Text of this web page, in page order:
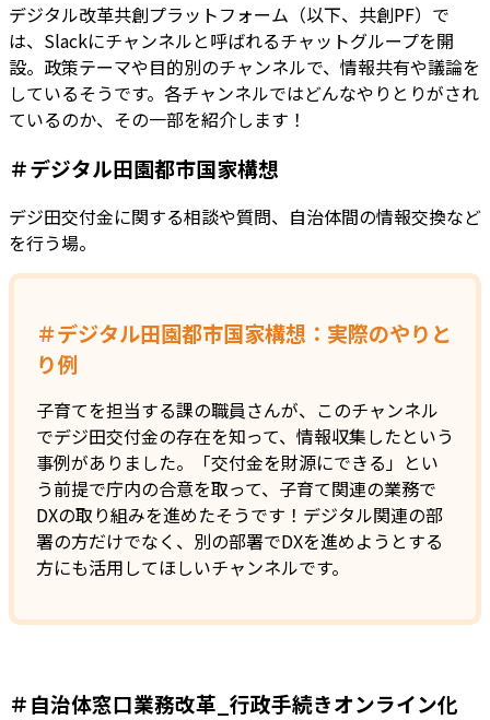
デジタル改革共創プラットフォーム（以下、共創PF）で
は、Slackにチャンネルと呼ばれるチャットグループを開
設。政策テーマや目的別のチャンネルで、情報共有や議論を
しているそうです。各チャンネルではどんなやりとりがされ
ているのか、その一部を紹介します！
＃デジタル田園都市国家構想
デジ田交付金に関する相談や質問、自治体間の情報交換など
を行う場。
＃デジタル田園都市国家構想：実際のやりと
り例
子育てを担当する課の職員さんが、このチャンネル
でデジ田交付金の存在を知って、情報収集したという
事例がありました。「交付金を財源にできる」とい
う前提で庁内の合意を取って、子育て関連の業務で
DXの取り組みを進めたそうです！デジタル関連の部
署の方だけでなく、別の部署でDXを進めようとする
方にも活用してほしいチャンネルです。
＃自治体窓口業務改革_行政手続きオンライン化